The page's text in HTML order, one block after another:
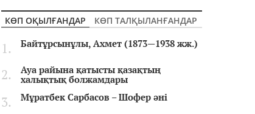
КӨП ОҚЫЛҒАНДАР
КӨП ТАЛҚЫЛАНҒАНДАР
Байтұрсынұлы, Ахмет (1873—1938 жж.)
Ауа райына қатысты қазақтың
халықтық болжамдары
Мұратбек Сарбасов – Шофер әні